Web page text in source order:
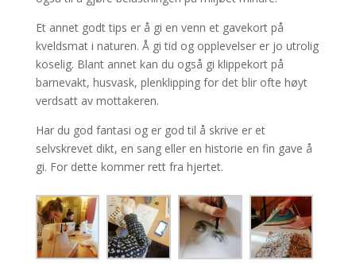
Et annet godt tips er å gi en venn et gavekort på
kveldsmat i naturen. Å gi tid og opplevelser er jo utrolig
koselig. Blant annet kan du også gi klippekort på
barnevakt, husvask, plenklipping for det blir ofte høyt
verdsatt av mottakeren.
Har du god fantasi og er god til å skrive er et
selvskrevet dikt, en sang eller en historie en fin gave å
gi. For dette kommer rett fra hjertet.